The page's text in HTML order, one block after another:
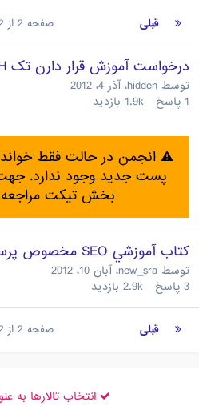
قبلی صفحه 2 از 2
درخواست آموزش قرار دارن تک H در قالب
توسط hidden،آذر 4، 2012
1 پاسخ 1.9k بازدید
⚠️ انجمن در حالت فقط
پست جدید وجود ندارد.
بخش تیکت مراجعه
كتاب آموزشي SEO مخصوص پرستا
توسط new_sra،آبان 10، 2012
3 پاسخ 2.9k بازدید
قبلی صفحه 2 از 2
انتخاب تالارها به